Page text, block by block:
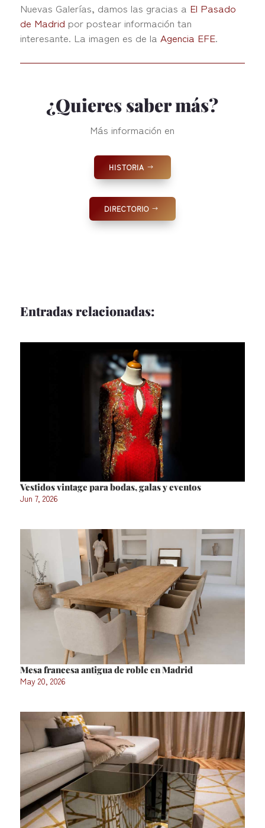
Nuevas Galerías, damos las gracias a El Pasado
de Madrid por postear información tan
interesante. La imagen es de la Agencia EFE.
¿Quieres saber más?
Más información en
HISTORIA
DIRECTORIO
Entradas relacionadas:
Vestidos vintage para bodas, galas y eventos
Jun 7, 2026
Mesa francesa antigua de roble en Madrid
May 20, 2026